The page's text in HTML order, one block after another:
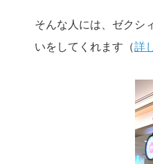
そんな人には、ゼクシ
いをしてくれます（詳